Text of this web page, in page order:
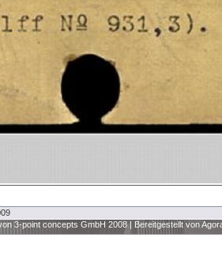
3-point concepts GmbH 2008 | Bereitgestellt von